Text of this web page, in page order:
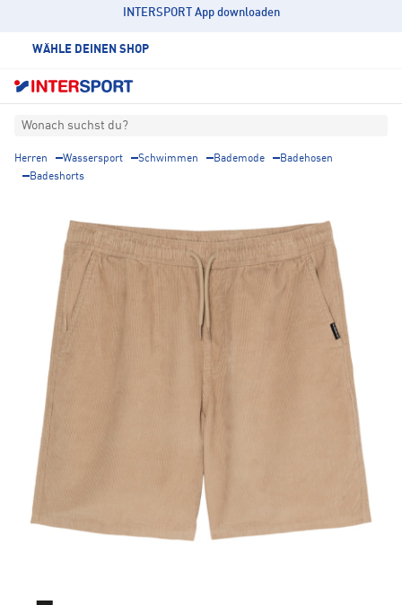
INTERSPORT App downloaden
WÄHLE DEINEN SHOP
Wonach suchst du?
Herren Wassersport Schwimmen Bademode
Badehosen
Badeshorts